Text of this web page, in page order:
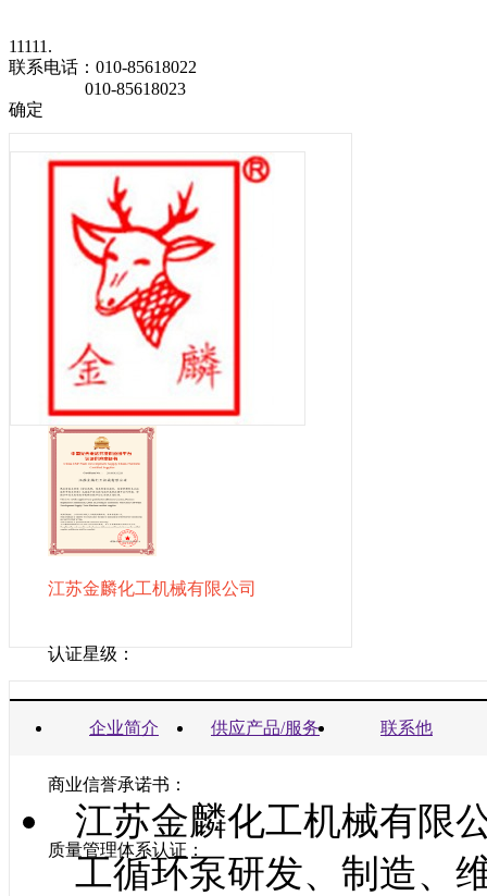
11111.
联系电话： 010-85618022
010-85618023
确定
江苏金麟化工机械有限公司
认证星级：
营业执照：
商业信誉承诺书：
质量管理体系认证：
企业简介 供应产品/服务 联系他
江苏金麟化工机械有限
工循环泵研发、制造、